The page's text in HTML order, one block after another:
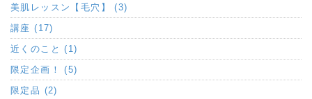
美肌レッスン【毛穴】 (3)
講座 (17)
近くのこと (1)
限定企画！ (5)
限定品 (2)